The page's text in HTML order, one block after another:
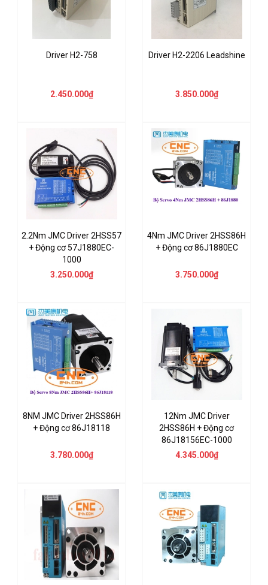
Driver H2-758
2.450.000₫
Driver H2-2206 Leadshine
3.850.000₫
2.2Nm JMC Driver 2HSS57
+ Động cơ 57J1880EC-
1000
3.250.000₫
4Nm JMC Driver 2HSS86H
+ Động cơ 86J1880EC
3.750.000₫
8NM JMC Driver 2HSS86H
+ Động cơ 86J18118
3.780.000₫
12Nm JMC Driver
2HSS86H + Động cơ
86J18156EC-1000
4.345.000₫